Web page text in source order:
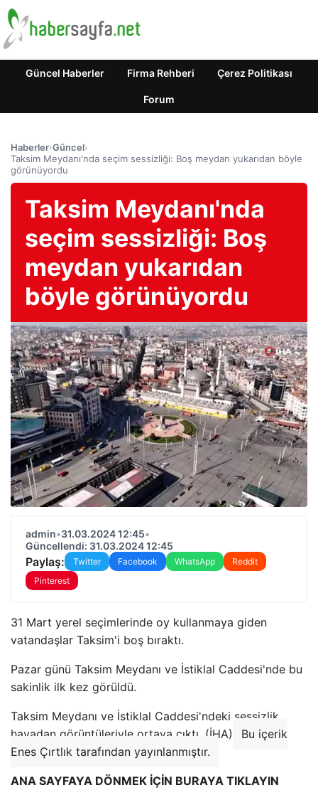
Güncel Haberler Firma Rehberi Çerez Politikası
Forum
Haberler›Güncel›
Taksim Meydanı'nda seçim sessizliği: Boş meydan yukarıdan böyle
görünüyordu
Taksim Meydanı'nda
seçim sessizliği: Boş
meydan yukarıdan
böyle görünüyordu
admin•31.03.2024 12:45•
Güncellendi: 31.03.2024 12:45
Paylaş: Twitter Facebook WhatsApp
Reddit
Pinterest
31 Mart yerel seçimlerinde oy kullanmaya giden
vatandaşlar Taksim'i boş bıraktı.
Pazar günü Taksim Meydanı ve İstiklal Caddesi'nde bu
sakinlik ilk kez görüldü.
Taksim Meydanı ve İstiklal Caddesi'ndeki sessizlik
havadan görüntüleriyle ortaya çıktı. (İHA)
Bu içerik
Enes Çırtlık tarafından yayınlanmıştır.
ANA SAYFAYA DÖNMEK İÇİN BURAYA TIKLAYIN